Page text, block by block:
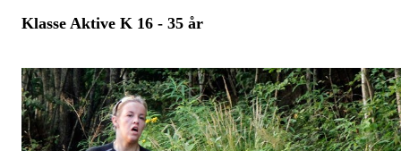
Klasse Aktive K 16 - 35 år